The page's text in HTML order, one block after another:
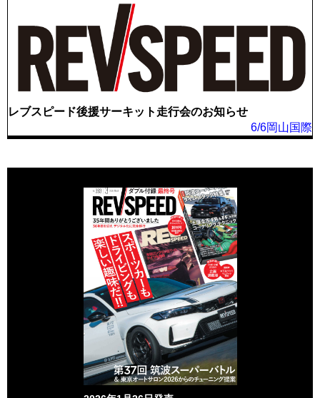
レブスピード後援サーキット走行会のお知らせ
6/6岡山国際